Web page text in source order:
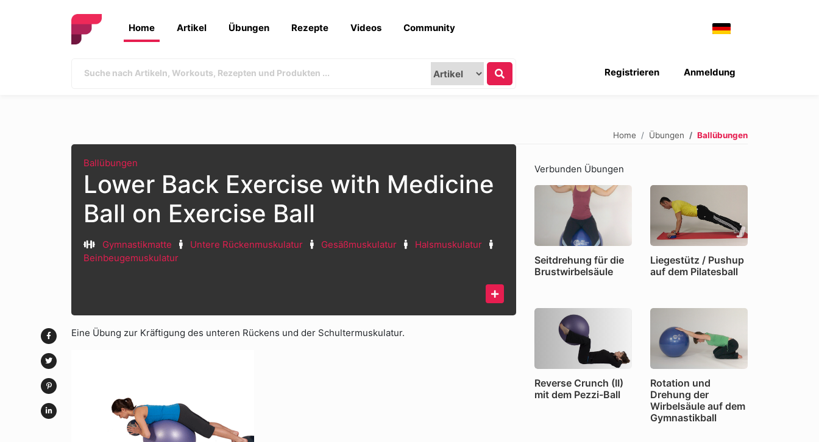
Home Artikel Übungen Rezepte Videos Community
Anmeldung
Registrieren
Home Übungen Ballübungen
Ballübungen
Lower Back Exercise with Medicine
Ball on Exercise Ball
Gymnastikmatte Untere Rückenmuskulatur Gesäßmuskulatur
Halsmuskulatur
Beinbeugemuskulatur
Eine Übung zur Kräftigung des unteren Rückens und der Schultermuskulatur.
Verbunden Übungen
Seitdrehung für die
Brustwirbelsäule
Liegestütz / Pushup
auf dem Pilatesball
Reverse Crunch (II)
mit dem Pezzi-Ball
Rotation und
Drehung der
Wirbelsäule auf dem
Gymnastikball